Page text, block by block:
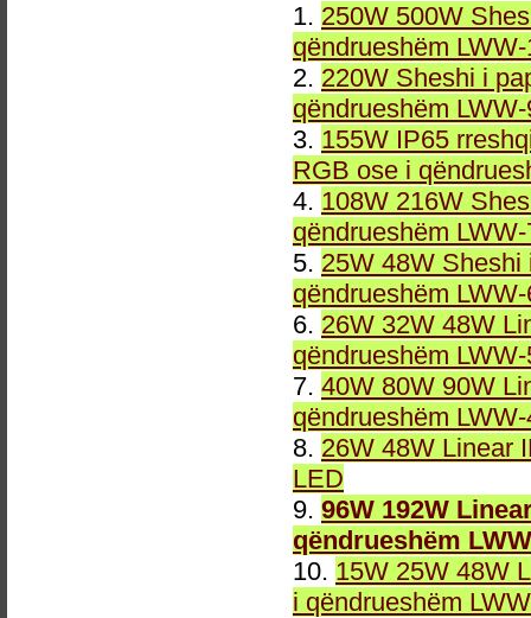
1. 250W 500W
qëndrueshëm
2. 220W Sheshi i
qëndrueshëm
3. 155W IP65
RGB ose i
4. 108W 216W
qëndrueshëm
5. 25W 48W
qëndrueshëm
6. 26W 32W 48W
qëndrueshëm
7. 40W 80W 90W
qëndrueshëm
8. 26W 48W Linear
LED
9. 96W 192W
qëndrueshëm
10. 15W 25W 48W
i qëndrueshëm